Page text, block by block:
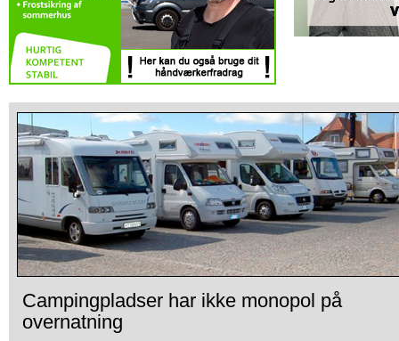
Campingpladser har ikke monopol på
overnatning